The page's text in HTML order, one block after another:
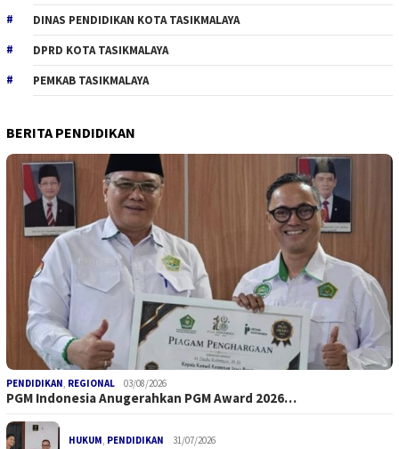
DINAS PENDIDIKAN KOTA TASIKMALAYA
DPRD KOTA TASIKMALAYA
PEMKAB TASIKMALAYA
BERITA PENDIDIKAN
PENDIDIKAN REGIONAL 03/08/2026
PGM Indonesia Anugerahkan PGM Award 2026…
HUKUM PENDIDIKAN 31/07/2026